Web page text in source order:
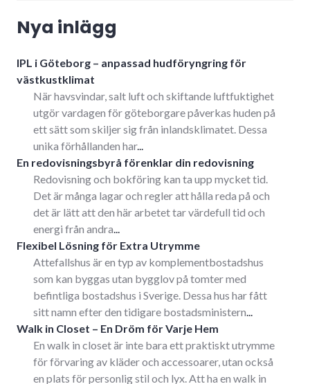
Nya inlägg
IPL i Göteborg – anpassad hudföryngring för
västkustklimat
När havsvindar, salt luft och skiftande luftfuktighet
utgör vardagen för göteborgare påverkas huden på
ett sätt som skiljer sig från inlandsklimatet. Dessa
unika förhållanden har...
En redovisningsbyrå förenklar din redovisning
Redovisning och bokföring kan ta upp mycket tid.
Det är många lagar och regler att hålla reda på och
det är lätt att den här arbetet tar värdefull tid och
energi från andra
Flexibel Lösning för Extra Utrymme
Attefallshus är en typ av komplementbostadshus
som kan byggas utan bygglov på tomter med
befintliga bostadshus i Sverige. Dessa hus har fått
sitt namn efter den tidigare bostadsministern
Walk in Closet – En Dröm för Varje Hem
En walk in closet är inte bara ett praktiskt utrymme
för förvaring av kläder och accessoarer, utan också
en plats för personlig stil och lyx. Att ha en walk in